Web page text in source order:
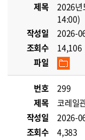
제목
2026년
14:00)
작성일
2026-
조회수
14,106
파일
번호
299
제목
코레일
작성일
2026-
조회수
4,383